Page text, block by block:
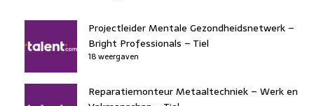
Projectleider Mentale Gezondheidsnetwerk –
Bright Professionals – Tiel
18 weergaven
Reparatiemonteur Metaaltechniek – Werk en